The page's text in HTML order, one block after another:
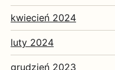
kwiecień 2024
luty 2024
grudzień 2023